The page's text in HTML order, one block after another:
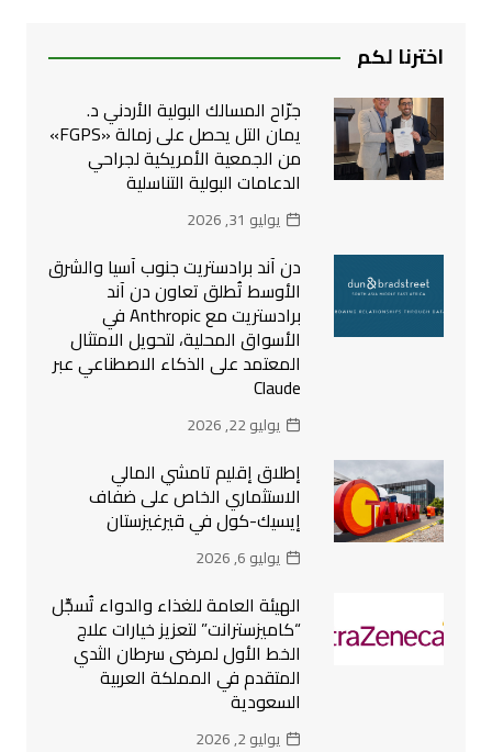
اخترنا لكم
جرّاح المسالك البولية الأردني د.
يمان التل يحصل على زمالة «FGPS»
من الجمعية الأمريكية لجراحي
الدعامات البولية التناسلية
يوليو 31, 2026
دن آند برادستريت جنوب آسيا والشرق
الأوسط تُطلق تعاون دن آند
برادستريت مع Anthropic في
الأسواق المحلية، لتحويل الامتثال
المعتمد على الذكاء الاصطناعي عبر
Claude
يوليو 22, 2026
إطلاق إقليم تامشي المالي
الاستثماري الخاص على ضفاف
إيسيك-كول في قيرغيزستان
يوليو 6, 2026
الهيئة العامة للغذاء والدواء تُسجِّل
“كاميزسترانت” لتعزيز خيارات علاج
الخط الأول لمرضى سرطان الثدي
المتقدم في المملكة العربية
السعودية
يوليو 2, 2026